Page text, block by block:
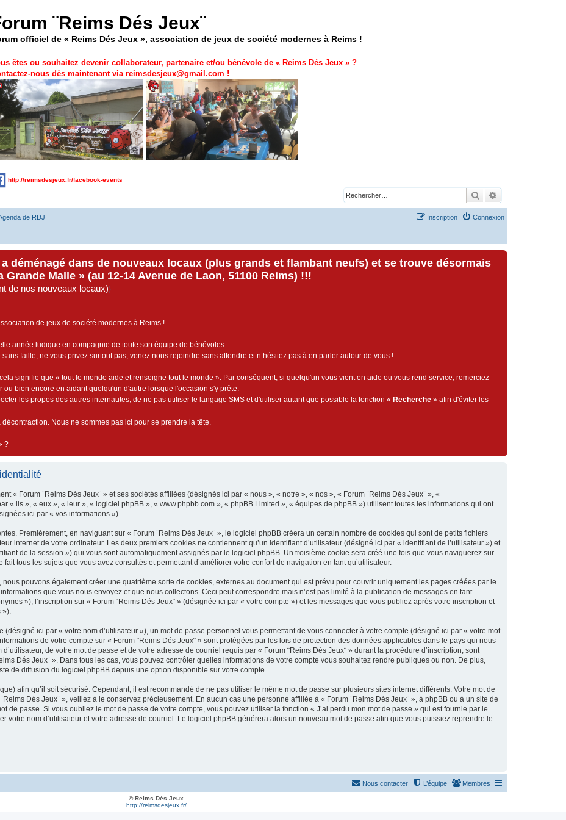
¨Reims Dés Jeux¨
officiel de « Reims Dés Jeux », association de jeux de société modernes à Reims !
êtes ou souhaitez devenir collaborateur, partenaire et/ou bénévole de « Reims Dés Jeux » ?
nous dès maintenant via reimsdesjeux@gmail.com !
http://reimsdesjeux.fr/facebook-events
Rechercher
de RDJ Connexion
Inscription
déménagé dans de nouveaux locaux (plus grands et flambant neufs) et se trouve désormais
Malle » (au 12-14 Avenue de Laon, 51100 Reims) !!!
de nos nouveaux locaux))
de jeux de société modernes à Reims !
année ludique en compagnie de toute son équipe de bénévoles.
faille, ne vous privez surtout pas, venez nous rejoindre sans attendre et n’hésitez pas à en parler autour de vous !
signifie que « tout le monde aide et renseigne tout le monde ». Par conséquent, si quelqu'un vous vient en aide ou vous rend service, remerciez-
bien encore en aidant quelqu'un d'autre lorsque l'occasion s'y prête.
les propos des autres internautes, de ne pas utiliser le langage SMS et d'utiliser autant que possible la fonction « Recherche » afin d'éviter les
Nous ne sommes pas ici pour se prendre la tête.
?
« Forum ¨Reims Dés Jeux¨ » et ses sociétés affiliées (désignés ici par « nous », « notre », « nos », « Forum ¨Reims Dés Jeux¨ », «
« ils », « eux », « leur », « logiciel phpBB », « www.phpbb.com », « phpBB Limited », « équipes de phpBB ») utilisent toutes les informations qui ont
ici par « vos informations »).
Premièrement, en naviguant sur « Forum ¨Reims Dés Jeux¨ », le logiciel phpBB créera un certain nombre de cookies qui sont de petits fichiers
internet de votre ordinateur. Les deux premiers cookies ne contiennent qu’un identifiant d’utilisateur (désigné ici par « identifiant de l’utilisateur ») et
de la session ») qui vous sont automatiquement assignés par le logiciel phpBB. Un troisième cookie sera créé une fois que vous naviguerez sur
fait tous les sujets que vous avez consultés et permettant d’améliorer votre confort de navigation en tant qu’utilisateur.
nous pouvons également créer une quatrième sorte de cookies, externes au document qui est prévu pour couvrir uniquement les pages créées par le
que vous nous envoyez et que nous collectons. Ceci peut correspondre mais n’est pas limité à la publication de messages en tant
»), l’inscription sur « Forum ¨Reims Dés Jeux¨ » (désignée ici par « votre compte ») et les messages que vous publiez après votre inscription et
»).
ici par « votre nom d’utilisateur »), un mot de passe personnel vous permettant de vous connecter à votre compte (désigné ici par « votre mot
de votre compte sur « Forum ¨Reims Dés Jeux¨ » sont protégées par les lois de protection des données applicables dans le pays qui nous
de votre mot de passe et de votre adresse de courriel requis par « Forum ¨Reims Dés Jeux¨ » durant la procédure d’inscription, sont
Dés Jeux¨ ». Dans tous les cas, vous pouvez contrôler quelles informations de votre compte vous souhaitez rendre publiques ou non. De plus,
de diffusion du logiciel phpBB depuis une option disponible sur votre compte.
afin qu’il soit sécurisé. Cependant, il est recommandé de ne pas utiliser le même mot de passe sur plusieurs sites internet différents. Votre mot de
Dés Jeux¨ », veillez à le conservez précieusement. En aucun cas une personne affiliée à « Forum ¨Reims Dés Jeux¨ », à phpBB ou à un site de
de passe. Si vous oubliez le mot de passe de votre compte, vous pouvez utiliser la fonction « J’ai perdu mon mot de passe » qui est fournie par le
votre nom d’utilisateur et votre adresse de courriel. Le logiciel phpBB générera alors un nouveau mot de passe afin que vous puissiez reprendre le
Membres
L’équipe
Nous contacter
© Reims Dés Jeux
http://reimsdesjeux.fr/